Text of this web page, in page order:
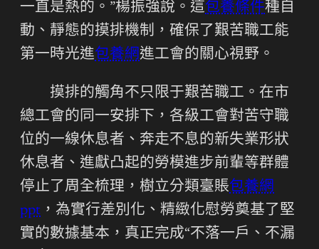
一直是熱的。”楊振強說。這包養條件種自
動、靜態的摸排機制，確保了艱苦職工能
第一時光進包養網進工會的關心視野。
摸排的觸角不只限于艱苦職工。在市
總工會的同一安排下，各級工會對苦守職
位的一線休息者、奔走不息的新失業形狀
休息者、進獻凸起的勞模進步前輩等群體
停止了周全梳理，樹立分類臺賬包養網
ppt ，為實行差別化、精緻化慰勞奠基了堅
實的數據基本，真正完成“不落一戶、不漏